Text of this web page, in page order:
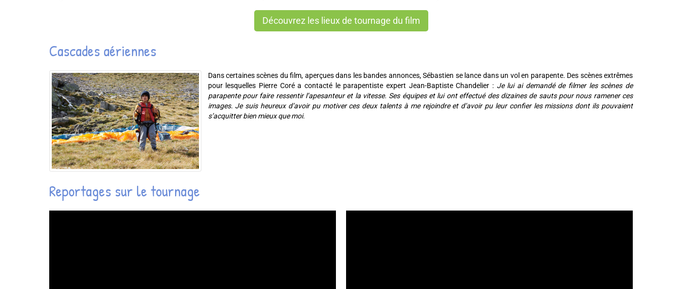
Découvrez les lieux de tournage du film
Cascades aériennes
Dans certaines scènes du film, aperçues dans les bandes annonces, Sébastien se lance dans un vol en parapente. Des scènes extrêmes
pour lesquelles Pierre Coré a contacté le parapentiste expert Jean-Baptiste Chandelier : Je lui ai demandé de filmer les scènes de
parapente pour faire ressentir l’apesanteur et la vitesse. Ses équipes et lui ont effectué des dizaines de sauts pour nous ramener ces
images. Je suis heureux d’avoir pu motiver ces deux talents à me rejoindre et d’avoir pu leur confier les missions dont ils pouvaient
s’acquitter bien mieux que moi.
Reportages sur le tournage